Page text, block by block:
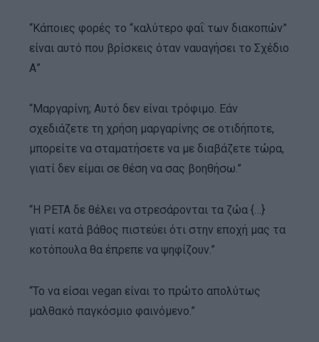
“Κάποιες φορές το “καλύτερο φαΐ των διακοπών”
είναι αυτό που βρίσκεις όταν ναυαγήσει το Σχέδιο
Α”
“Μαργαρίνη; Αυτό δεν είναι τρόφιμο. Εάν
σχεδιάζετε τη χρήση μαργαρίνης σε οτιδήποτε,
μπορείτε να σταματήσετε να με διαβάζετε τώρα,
γιατί δεν είμαι σε θέση να σας βοηθήσω.”
“Η PETA δε θέλει να στρεσάρονται τα ζώα {…}
γιατί κατά βάθος πιστεύει ότι στην εποχή μας τα
κοτόπουλα θα έπρεπε να ψηφίζουν.”
“Το να είσαι vegan είναι το πρώτο απολύτως
μαλθακό παγκόσμιο φαινόμενο.”